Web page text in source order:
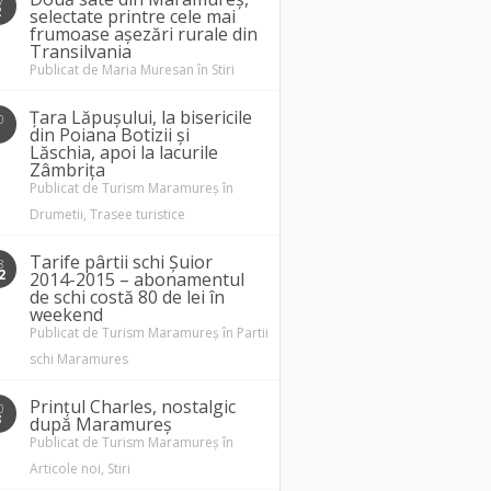
selectate printre cele mai
frumoase așezări rurale din
Transilvania
Publicat de Maria Muresan în Stiri
Țara Lăpușului, la bisericile
din Poiana Botizii și
Lăschia, apoi la lacurile
Zâmbrița
Publicat de Turism Maramureș în
Drumetii, Trasee turistice
Tarife pârtii schi Șuior
2014-2015 – abonamentul
de schi costă 80 de lei în
weekend
Publicat de Turism Maramureș în Partii
schi Maramures
Prințul Charles, nostalgic
după Maramureș
Publicat de Turism Maramureș în
Articole noi, Stiri